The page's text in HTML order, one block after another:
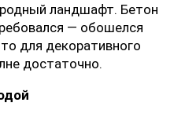
ландшафт. Бетон
— обошелся
для декоративного
достаточно.